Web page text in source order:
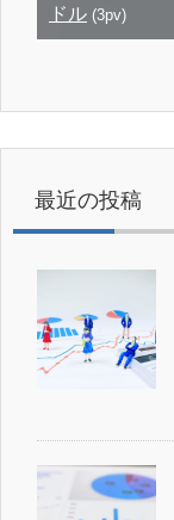
ドル (3pv)
最近の投稿